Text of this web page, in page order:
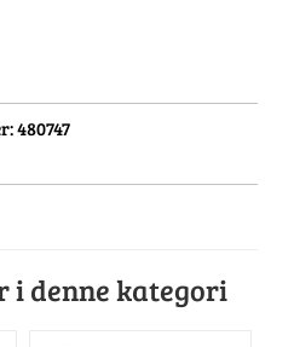
480747
i denne kategori